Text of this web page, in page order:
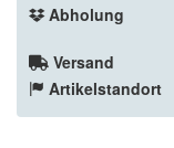
Abholung
Versand
Artikelstandort